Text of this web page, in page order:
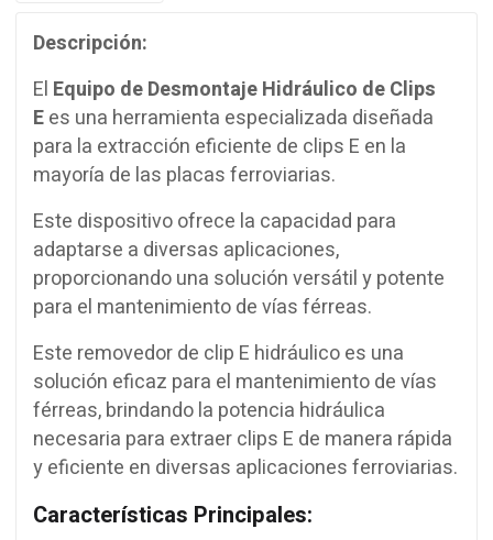
Descripción:
El Equipo de Desmontaje Hidráulico de Clips
Ees una herramienta especializada diseñada
para la extracción eficiente de clips E en la
mayoría de las placas ferroviarias.
Este dispositivo ofrece la capacidad para
adaptarse a diversas aplicaciones,
proporcionando una solución versátil y potente
para el mantenimiento de vías férreas.
Este removedor de clip E hidráulico es una
solución eficaz para el mantenimiento de vías
férreas, brindando la potencia hidráulica
necesaria para extraer clips E de manera rápida
y eficiente en diversas aplicaciones ferroviarias.
Características Principales: